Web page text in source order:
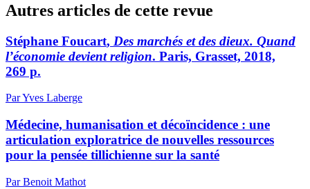
Autres articles de cette revue
Stéphane Foucart, Des marchés et des dieux. Quand
l’économie devient religion. Paris, Grasset, 2018,
269 p.
Par Yves Laberge
Médecine, humanisation et décoïncidence : une
articulation exploratrice de nouvelles ressources
pour la pensée tillichienne sur la santé
Par Benoit Mathot